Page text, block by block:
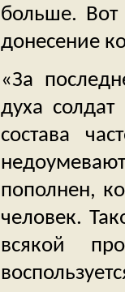
больше.
донесение
«За
духа
состава
пополнен,
человек.
всякой